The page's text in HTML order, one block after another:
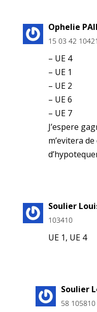
Ophelie
15 03 42
– UE 4
– UE 1
– UE 2
– UE 6
– UE 7
J’espere
m’evitera
Soulier
103410
UE 1, UE 4
Soulier
58 105810